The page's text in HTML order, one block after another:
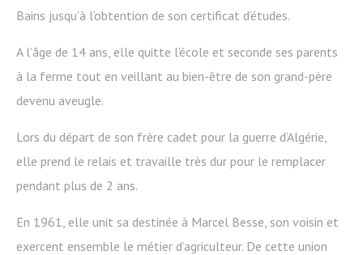
Bains jusqu’à l’obtention de son certificat d’études.
A l’âge de 14 ans, elle quitte l’école et seconde ses parents
à la ferme tout en veillant au bien-être de son grand-père
devenu aveugle.
Lors du départ de son frère cadet pour la guerre d’Algérie,
elle prend le relais et travaille très dur pour le remplacer
pendant plus de 2 ans.
En 1961, elle unit sa destinée à Marcel Besse, son voisin et
exercent ensemble le métier d’agriculteur. De cette union